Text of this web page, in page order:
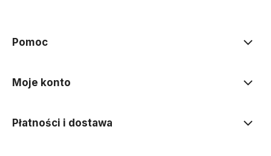
Pomoc
Moje konto
Płatności i dostawa